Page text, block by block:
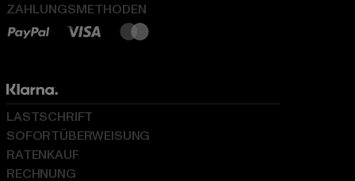
ZAHLUNGSMETHODEN
LASTSCHRIFT
SOFORTÜBERWEISUNG
RATENKAUF
RECHNUNG